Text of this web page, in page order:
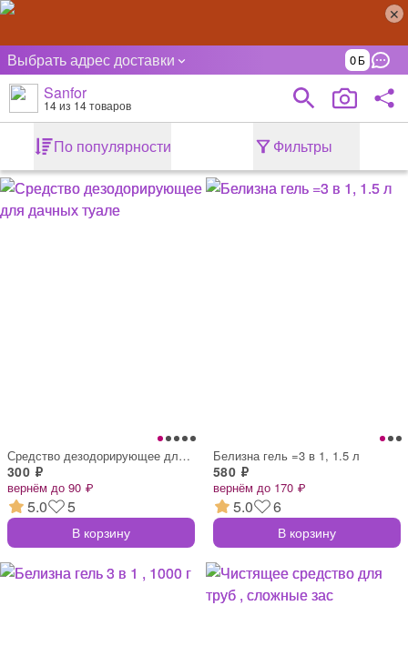
Выбрать адрес доставки 0
Sanfor
14из 14 товаров
По популярности Фильтры
Средство дезодорирующее для дачных туале
300 ₽
вернём до 90 ₽
5.0 5
В корзину
Белизна гель =3 в 1, 1.5 л
580 ₽
вернём до 170 ₽
5.0 6
В корзину